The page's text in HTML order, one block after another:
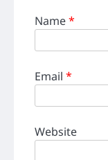
Name*
Email *
Website